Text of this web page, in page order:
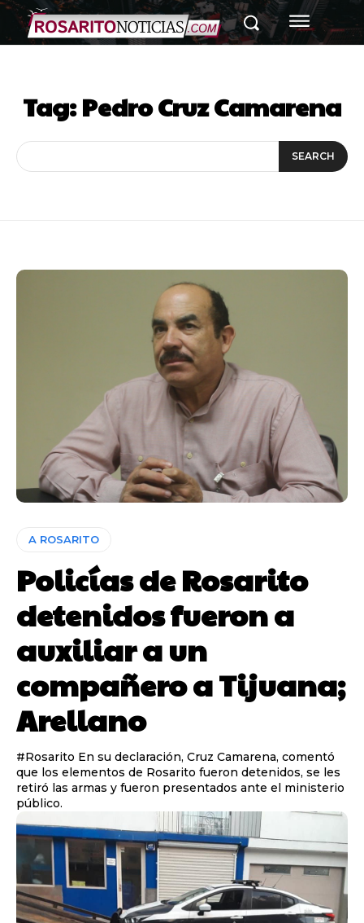
Tag:Pedro Cruz Camarena
SEARCH
A ROSARITO
Policías de Rosarito
detenidos fueron a
auxiliar a un
compañero a Tijuana;
Arellano
#Rosarito En su declaración, Cruz Camarena, comentó
que los elementos de Rosarito fueron detenidos, se les
retiró las armas y fueron presentados ante el ministerio
público.